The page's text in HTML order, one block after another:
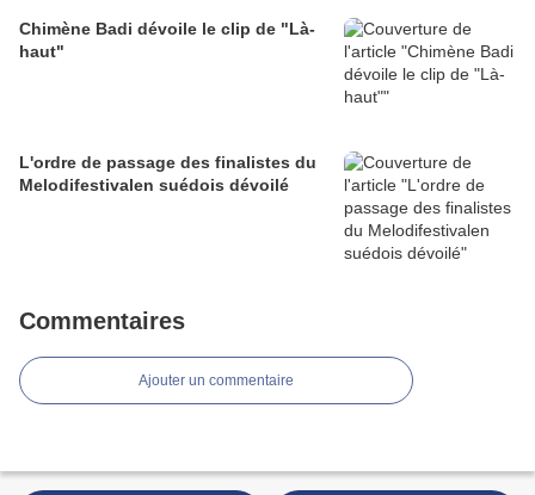
Chimène Badi dévoile le clip de "Là-
haut"
L'ordre de passage des finalistes du
Melodifestivalen suédois dévoilé
Commentaires
Ajouter un commentaire